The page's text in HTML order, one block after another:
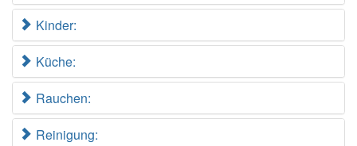
Kinder:
Küche:
Rauchen:
Reinigung: